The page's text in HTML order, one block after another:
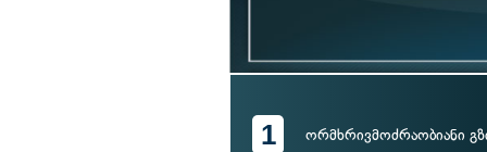
1 ორმხრივმოძრაობიანი